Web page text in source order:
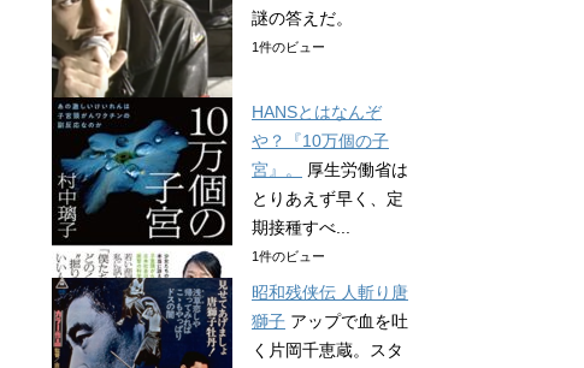
謎の答えだ。
1件のビュー
HANSとはなんぞ
や？『10万個の子
宮』。
厚生労働省は
とりあえず早く、定
期接種すべ...
1件のビュー
昭和残侠伝 人斬り唐
獅子 アップで血を吐
く片岡千恵蔵。スタ